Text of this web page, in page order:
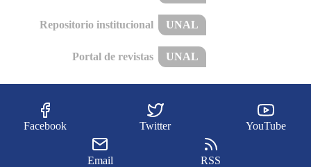
Repositorio institucional UNAL
Portal de revistas UNAL
Facebook Twitter YouTube
Email RSS